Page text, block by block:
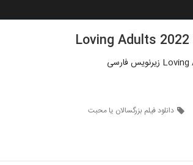
دانلود فیلم بزرگسالان یا محبت